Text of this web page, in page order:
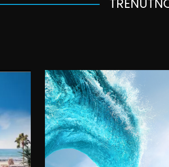
11:00 09.08.2026.